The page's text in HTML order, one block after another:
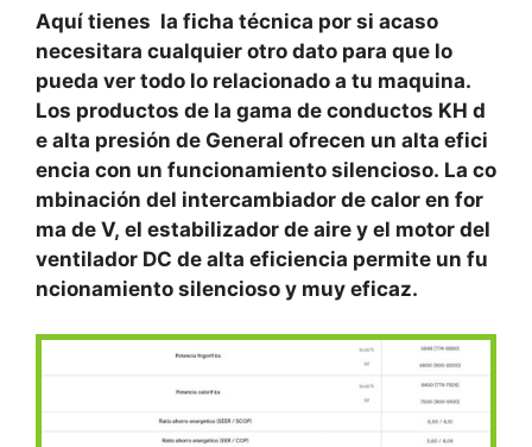
Aquí tienes la ficha técnica por si acaso
necesitara cualquier otro dato para que lo
pueda ver todo lo relacionado a tu maquina.
Los productos de la gama de conductos KH d
e alta presión de General ofrecen un alta efici
encia con un funcionamiento silencioso. La co
mbinación del intercambiador de calor en for
ma de V, el estabilizador de aire y el motor del
ventilador DC de alta eficiencia permite un fu
ncionamiento silencioso y muy eficaz.